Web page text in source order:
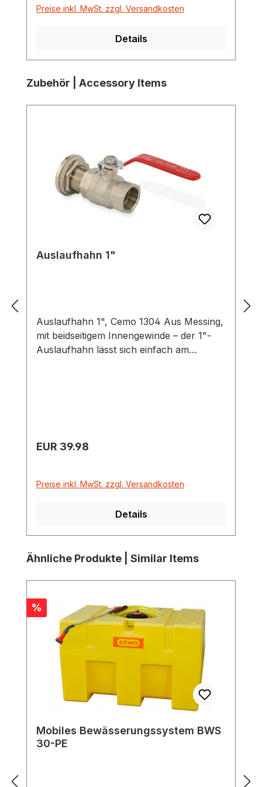
Preise inkl. MwSt. zzgl. Versandkosten
Details
Produktgalerie überspringen
Zubehör | Accessory Items
Auslaufhahn 1"
Auslaufhahn 1", Cemo 1304 Aus Messing,
mit beidseitigem Innengewinde – der 1"-
Auslaufhahn lässt sich einfach am
Regulärer Preis:
EUR 39.98
Preise inkl. MwSt. zzgl. Versandkosten
Details
Produktgalerie überspringen
Ähnliche Produkte | Similar Items
Rabatt
%
Mobiles Bewässerungssystem BWS
30-PE